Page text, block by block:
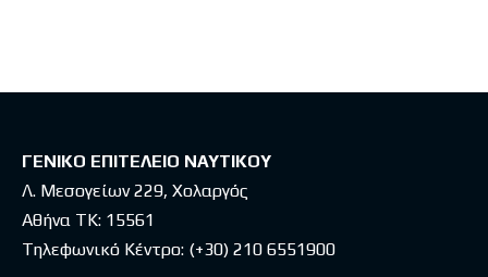
ΓΕΝΙΚΟ ΕΠΙΤΕΛΕΙΟ ΝΑΥΤΙΚΟΥ
Λ. Μεσογείων 229, Χολαργός
Αθήνα ΤΚ: 15561
Τηλεφωνικό Κέντρο: (+30) 210 6551900